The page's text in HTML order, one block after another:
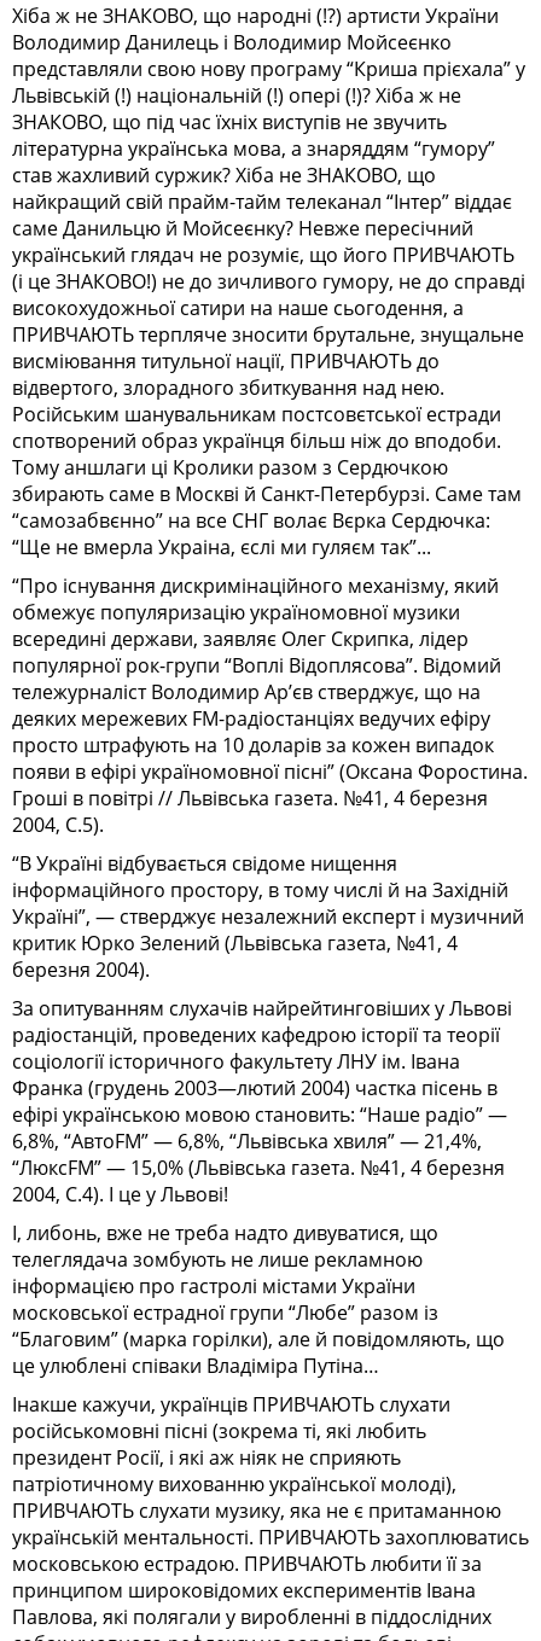
Хіба ж не ЗНАКОВО, що народні (!?) артисти України
Володимир Данилець і Володимир Мойсеєнко
представляли свою нову програму “Криша прієхала” у
Львівській (!) національній (!) опері (!)? Хіба ж не
ЗНАКОВО, що під час їхніх виступів не звучить
літературна українська мова, а знаряддям “гумору”
став жахливий суржик? Хіба не ЗНАКОВО, що
найкращий свій прайм-тайм телеканал “Інтер” віддає
саме Данильцю й Мойсеєнку? Невже пересічний
український глядач не розуміє, що його ПРИВЧАЮТЬ
(і це ЗНАКОВО!) не до зичливого гумору, не до справді
високохудожньої сатири на наше сьогодення, а
ПРИВЧАЮТЬ терпляче зносити брутальне, знущальне
висміювання титульної нації, ПРИВЧАЮТЬ до
відвертого, злорадного збиткування над нею.
Російським шанувальникам постсовєтської естради
спотворений образ українця більш ніж до вподоби.
Тому аншлаги ці Кролики разом з Сердючкою
збирають саме в Москві й Санкт-Петербурзі. Саме там
“самозабвєнно” на все СНГ волає Вєрка Сердючка:
“Ще не вмерла Украіна, єслі ми гуляєм так”...
“Про існування дискримінаційного механізму, який
обмежує популяризацію україномовної музики
всередині держави, заявляє Олег Скрипка, лідер
популярної рок-групи “Воплі Відоплясова”. Відомий
тележурналіст Володимир Ар’єв стверджує, що на
деяких мережевих FM-радіостанціях ведучих ефіру
просто штрафують на 10 доларів за кожен випадок
появи в ефірі україномовної пісні” (Оксана Форостина.
Гроші в повітрі // Львівська газета. №41, 4 березня
2004, С.5).
“В Україні відбувається свідоме нищення
інформаційного простору, в тому числі й на Західній
Україні”, — стверджує незалежний експерт і музичний
критик Юрко Зелений (Львівська газета, №41, 4
березня 2004).
За опитуванням слухачів найрейтинговіших у Львові
радіостанцій, проведених кафедрою історії та теорії
соціології історичного факультету ЛНУ ім. Івана
Франка (грудень 2003—лютий 2004) частка пісень в
ефірі українською мовою становить: “Наше радіо” —
6,8%, “АвтоFM” — 6,8%, “Львівська хвиля” — 21,4%,
“ЛюксFM” — 15,0% (Львівська газета. №41, 4 березня
2004, С.4). І це у Львові!
І, либонь, вже не треба надто дивуватися, що
телеглядача зомбують не лише рекламною
інформацією про гастролі містами України
московської естрадної групи “Любе” разом із
“Благовим” (марка горілки), але й повідомляють, що
це улюблені співаки Владіміра Путіна…
Інакше кажучи, українців ПРИВЧАЮТЬ слухати
російськомовні пісні (зокрема ті, які любить
президент Росії, і які аж ніяк не сприяють
патріотичному вихованню української молоді),
ПРИВЧАЮТЬ слухати музику, яка не є притаманною
українській ментальності. ПРИВЧАЮТЬ захоплюватись
московською естрадою. ПРИВЧАЮТЬ любити її за
принципом широковідомих експериментів Івана
Павлова, які полягали у виробленні в піддослідних